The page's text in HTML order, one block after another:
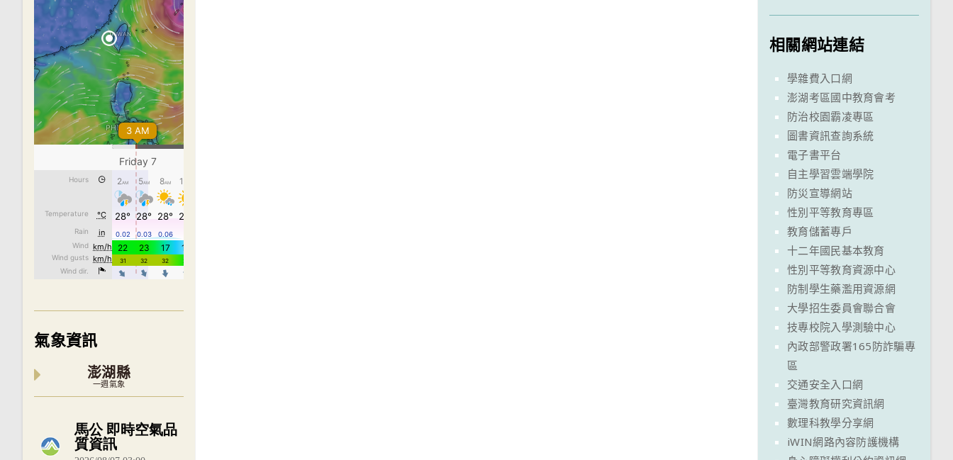
氣象資訊
澎湖縣
一週氣象
內嵌空氣品質小工具為視覺預覽，完整即時空氣品質資料請開啟
相關網站連結
學雜費入口網
澎湖考區國中教育會考
防治校園霸凌專區
圖書資訊查詢系統
電子書平台
自主學習雲端學院
防災宣導網站
性別平等教育專區
教育儲蓄專戶
十二年國民基本教育
性別平等教育資源中心
防制學生藥濫用資源網
大學招生委員會聯合會
技專校院入學測驗中心
內政部警政署165防詐騙專
區
交通安全入口網
臺灣教育研究資訊網
數理科教學分享網
iWIN網路內容防護機構